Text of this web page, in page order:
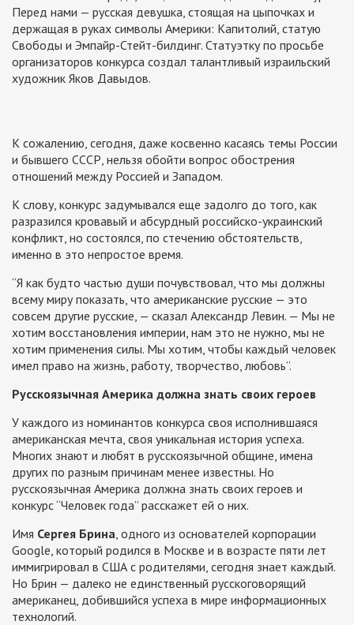
Перед нами — русская девушка, стоящая на цыпочках и
держащая в руках символы Америки: Капитолий, статую
Свободы и Эмпайр-Стейт-билдинг. Статуэтку по просьбе
организаторов конкурса создал талантливый израильский
художник Яков Давыдов.
К сожалению, сегодня, даже косвенно касаясь темы России
и бывшего СССР, нельзя обойти вопрос обострения
отношений между Россией и Западом.
К слову, конкурс задумывался еще задолго до того, как
разразился кровавый и абсурдный российско-украинский
конфликт, но состоялся, по стечению обстоятельств,
именно в это непростое время.
“Я как будто частью души почувствовал, что мы должны
всему миру показать, что американские русские — это
совсем другие русские, — сказал Александр Левин. — Мы не
хотим восстановления империи, нам это не нужно, мы не
хотим применения силы. Мы хотим, чтобы каждый человек
имел право на жизнь, работу, творчество, любовь”.
Русскоязычная Америка должна знать своих героев
У каждого из номинантов конкурса своя исполнившаяся
американская мечта, своя уникальная история успеха.
Многих знают и любят в русскоязычной общине, имена
других по разным причинам менее известны. Но
русскоязычная Америка должна знать своих героев и
конкурс “Человек года” расскажет ей о них.
Имя Сергея Брина , одного из основателей корпорации
Google, который родился в Москве и в возрасте пяти лет
иммигрировал в США с родителями, сегодня знает каждый.
Но Брин — далеко не единственный русскоговорящий
американец, добившийся успеха в мире информационных
технологий.